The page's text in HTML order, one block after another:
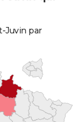
Juvin par